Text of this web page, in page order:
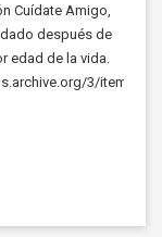
Cuídate Amigo,
después de
edad de la vida.
3/items/